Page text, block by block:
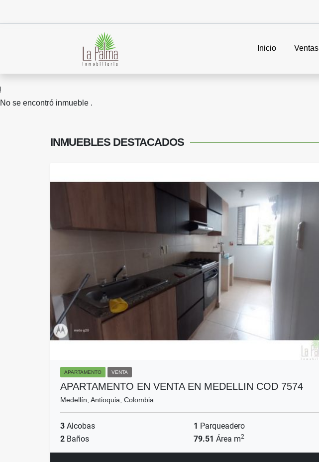
Inicio Ventas
No se encontró inmueble .
INMUEBLES DESTACADOS
APARTAMENTO VENTA
APARTAMENTO EN VENTA EN MEDELLIN COD 7574
Medellín, Antioquia, Colombia
3 Alcobas 1 Parqueadero
2 Baños 79.51 Área m2